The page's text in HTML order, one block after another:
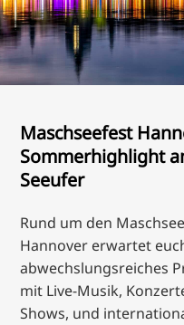
Maschseefest
Sommerhighlight
Seeufer
Rund um den
Hannover erwartet
abwechslungsreiches
mit Live-Musik,
Shows, und